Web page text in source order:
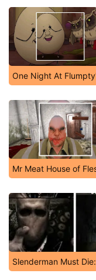
One Night At
Mr Meat House of
Slenderman Must